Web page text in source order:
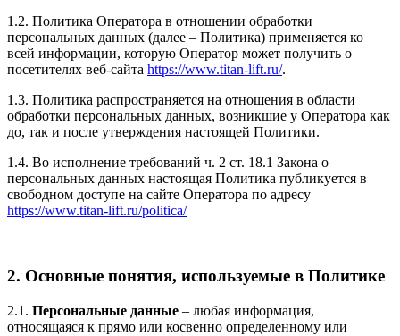
1.2. Политика Оператора в отношении обработки
персональных данных (далее – Политика) применяется ко
всей информации, которую Оператор может получить о
посетителях веб-сайта https://www.titan-lift.ru/.
1.3. Политика распространяется на отношения в области
обработки персональных данных, возникшие у Оператора как
до, так и после утверждения настоящей Политики.
1.4. Во исполнение требований ч. 2 ст. 18.1 Закона о
персональных данных настоящая Политика публикуется в
свободном доступе на сайте Оператора по адресу
https://www.titan-lift.ru/politica/
2. Основные понятия, используемые в Политике
2.1. Персональные данные – любая информация,
относящаяся к прямо или косвенно определенному или